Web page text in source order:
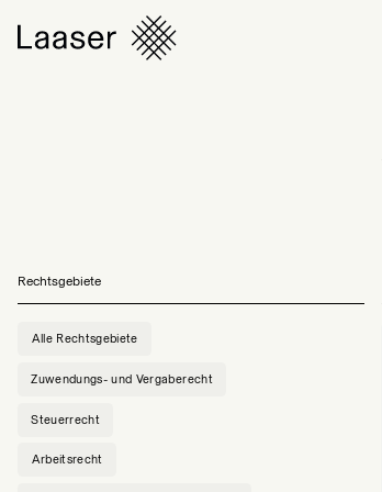
Rechtsgebiete
Alle Rechtsgebiete
Zuwendungs- und Vergaberecht
Steuerrecht
Arbeitsrecht